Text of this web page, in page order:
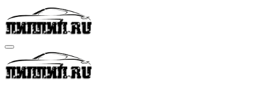
Перейти
к
содержимому